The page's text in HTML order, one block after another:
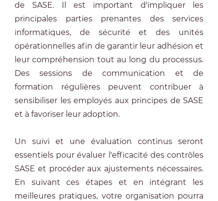
de SASE. Il est important d'impliquer les
principales parties prenantes des services
informatiques, de sécurité et des unités
opérationnelles afin de garantir leur adhésion et
leur compréhension tout au long du processus.
Des sessions de communication et de
formation régulières peuvent contribuer à
sensibiliser les employés aux principes de SASE
et à favoriser leur adoption.
Un suivi et une évaluation continus seront
essentiels pour évaluer l'efficacité des contrôles
SASE et procéder aux ajustements nécessaires.
En suivant ces étapes et en intégrant les
meilleures pratiques, votre organisation pourra